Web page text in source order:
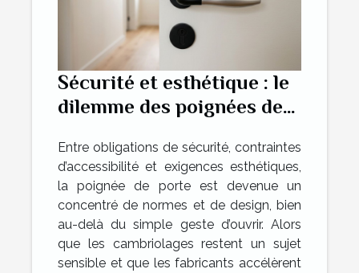
Sécurité et esthétique : le
dilemme des poignées de
Entre obligations de sécurité, contraintes
d’accessibilité et exigences esthétiques,
la poignée de porte est devenue un
concentré de normes et de design, bien
au-delà du simple geste d’ouvrir. Alors
que les cambriolages restent un sujet
sensible et que les fabricants accélèrent